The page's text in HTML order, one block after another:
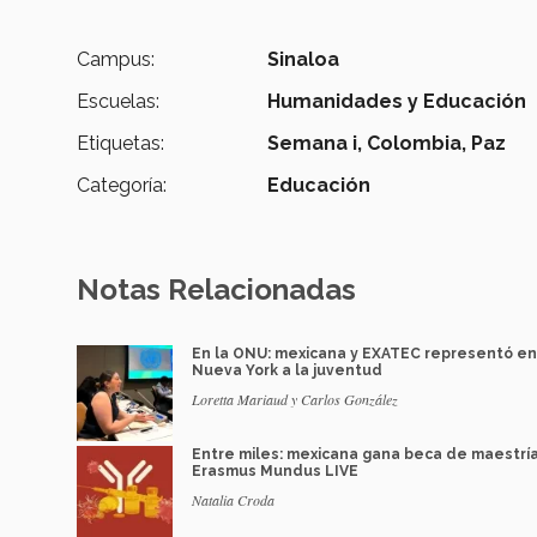
Campus:
Sinaloa
Escuelas:
Humanidades y Educación
Etiquetas:
Semana i, Colombia, Paz
Categoría:
Educación
Notas Relacionadas
En la ONU: mexicana y EXATEC representó en
Nueva York a la juventud
Loretta Mariaud y Carlos González
Entre miles: mexicana gana beca de
Erasmus Mundus LIVE
Natalia Croda